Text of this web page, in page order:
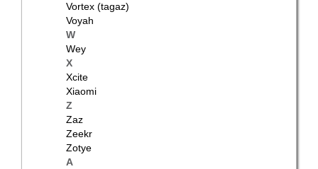
Vortex (tagaz)
Voyah
W
Wey
X
Xcite
Xiaomi
Z
Zaz
Zeekr
Zotye
А